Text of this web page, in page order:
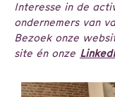
Interesse in de
ondernemers van
Bezoek onze
site én onze